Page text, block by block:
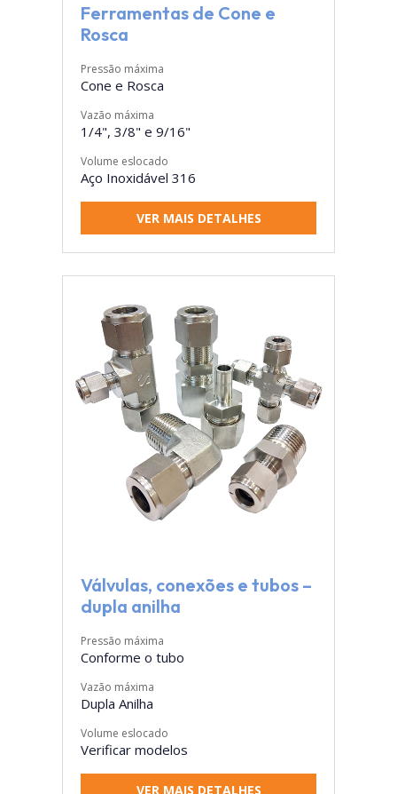
Ferramentas de Cone e
Rosca
Pressão máxima
Cone e Rosca
Vazão máxima
1/4", 3/8" e 9/16"
Volume eslocado
Aço Inoxidável 316
VER MAIS DETALHES
Válvulas, conexões e tubos –
dupla anilha
Pressão máxima
Conforme o tubo
Vazão máxima
Dupla Anilha
Volume eslocado
Verificar modelos
VER MAIS DETALHES